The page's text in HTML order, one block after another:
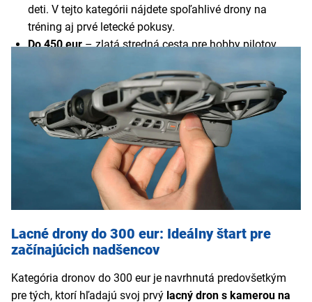
deti. V tejto kategórii nájdete spoľahlivé drony na
tréning aj prvé letecké pokusy.
Do 450 eur– zlatá stredná cesta pre hobby pilotov,
funkcie, ako je GPS stabilizácia či automatický návrat.
Do 600 eur– kategória pre ambicióznejších tvorcov. Tu
už hovoríme o lacných dronoch s kvalitnou optikou a
mechanickou stabilizáciou (gimbalom), ktoré dokážu
vyprodukovať zábery v takmer profesionálnej kvalite.
Lacné drony do 300 eur: Ideálny štart pre
začínajúcich nadšencov
Kategória dronov do 300 eur je navrhnutá predovšetkým
pre tých, ktorí hľadajú svoj prvý lacný dron s kamerou na